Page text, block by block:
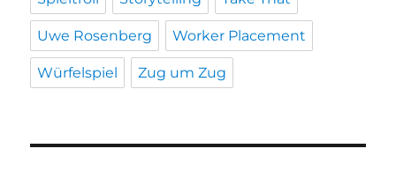
Uwe Rosenberg Worker Placement
Würfelspiel Zug um Zug